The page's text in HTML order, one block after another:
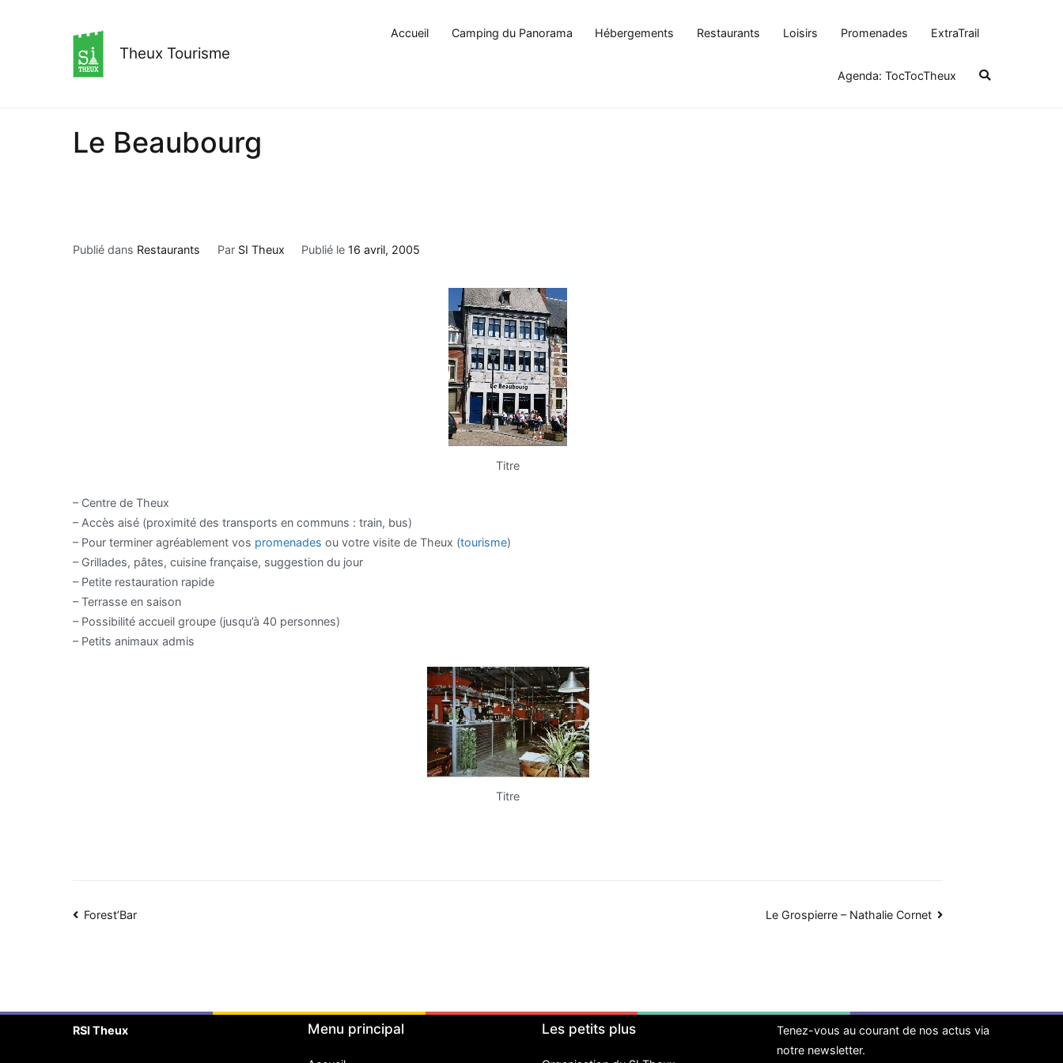
Theux Tourisme
Accueil Camping du Panorama Hébergements Restaurants Loisirs Promenades ExtraTrail
Agenda: TocTocTheux
Le Beaubourg
Publié dans Restaurants Par SI Theux Publié le 16 avril, 2005
Titre
– Centre de Theux
– Accès aisé (proximité des transports en communs : train, bus)
– Pour terminer agréablement vos promenades ou votre visite de Theux (tourisme)
– Grillades, pâtes, cuisine française, suggestion du jour
– Petite restauration rapide
– Terrasse en saison
– Possibilité accueil groupe (jusqu’à 40 personnes)
– Petits animaux admis
Titre
Navigation
Forest’Bar Le Grospierre – Nathalie Cornet
RSI Theux Menu principal Les petits plus
Tenez-vous au courant de nos actus via
notre newsletter.